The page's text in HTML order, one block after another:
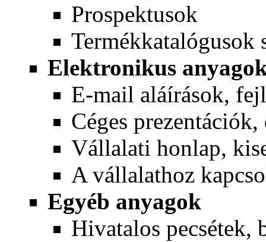
Prospektusok
Termékkatalógusok
Elektronikus
E-mail aláírások,
Céges
Vállalati honlap,
A vállalathoz
Egyéb anyagok
Hivatalos pecsétek,